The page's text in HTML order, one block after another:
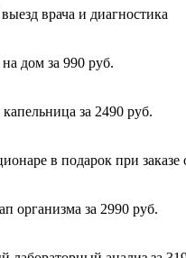
врача и диагностика
на дом за 990 руб.
за 2490 руб.
в подарок при заказе
организма за 2990 руб.